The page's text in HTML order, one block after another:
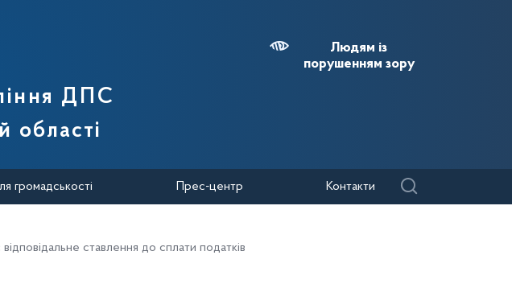
України
ДПС
області
Людям із
порушенням зору
громадськості Прес-центр Контакти
ставлення до сплати податків